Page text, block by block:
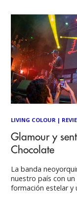
LIVING COLOUR |
Glamour y
Chocolate
La banda
nuestro país con
formación estelar y